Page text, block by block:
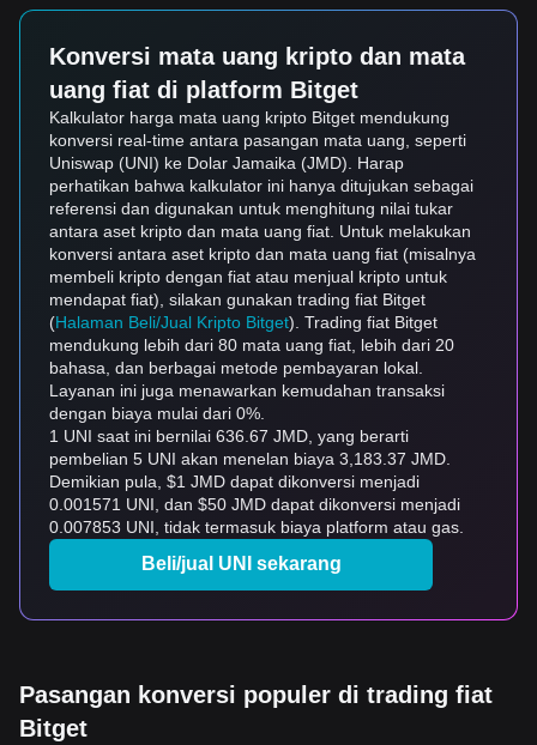
Konversi mata uang kripto dan mata
uang fiat di platform Bitget
Kalkulator harga mata uang kripto Bitget mendukung
konversi real-time antara pasangan mata uang, seperti
Uniswap (UNI) ke Dolar Jamaika (JMD). Harap
perhatikan bahwa kalkulator ini hanya ditujukan sebagai
referensi dan digunakan untuk menghitung nilai tukar
antara aset kripto dan mata uang fiat. Untuk melakukan
konversi antara aset kripto dan mata uang fiat (misalnya
membeli kripto dengan fiat atau menjual kripto untuk
mendapat fiat), silakan gunakan trading fiat Bitget
(Halaman Beli/Jual Kripto Bitget). Trading fiat Bitget
mendukung lebih dari 80 mata uang fiat, lebih dari 20
bahasa, dan berbagai metode pembayaran lokal.
Layanan ini juga menawarkan kemudahan transaksi
dengan biaya mulai dari 0%.
1 UNI saat ini bernilai 636.67 JMD, yang berarti
pembelian 5 UNI akan menelan biaya 3,183.37 JMD.
Demikian pula, $1 JMD dapat dikonversi menjadi
0.001571 UNI, dan $50 JMD dapat dikonversi menjadi
0.007853 UNI, tidak termasuk biaya platform atau gas.
Beli/jual UNI sekarang
Pasangan konversi populer di trading fiat
Bitget